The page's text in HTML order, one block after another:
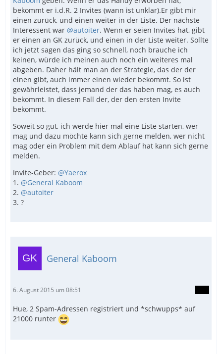
bekommt er i.d.R. 2 Invites (wann ist unklar).Er gibt mir
einen zurück, und einen weiter in der Liste. Der nächste
Interessent war @autoiter. Wenn er seien Invites hat, gibt
er einen an GK zurück, und einen in der Liste weiter. Sollte
ich jetzt sagen das ging so schnell, noch brauche ich
keinen, würde ich meinen auch noch ein weiteres mal
abgeben. Daher hält man an der Strategie, das der der
einen gibt, auch immer einen wieder bekommt. So ist
gewährleistet, dass jemand der das haben mag, es auch
bekommt. In diesem Fall der, der den ersten Invite
bekommt.
Soweit so gut, ich werde hier mal eine Liste starten, wer
mag und dazu möchte kann sich gerne melden, wer nicht
mag oder ein Problem mit dem Ablauf hat kann sich gerne
melden.
Invite-Geber: @Yaerox
1. @General Kaboom
2. @autoiter
3. ?
General Kaboom
6. August 2015 um 08:51
Hue, 2 Spam-Adressen registriert und *schwupps* auf
21000 runter